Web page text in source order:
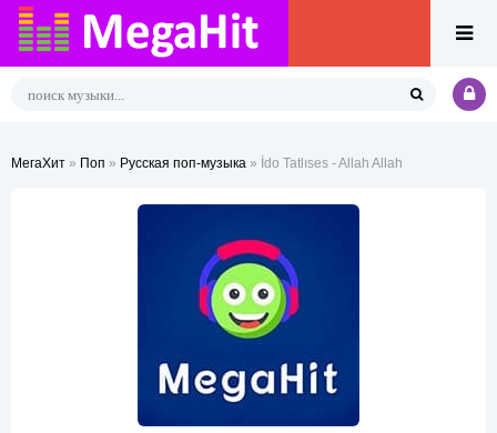
МегаХит » Поп » Русская поп-музыка » İdo Tatlıses - Allah Allah